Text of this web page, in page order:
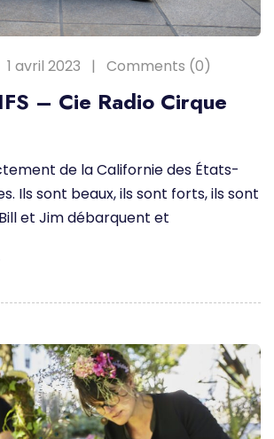
1 avril 2023 Comments (0)
– Cie Radio Cirque
de la Californie des États-
Ils sont beaux, ils sont forts, ils sont
et Jim débarquent et